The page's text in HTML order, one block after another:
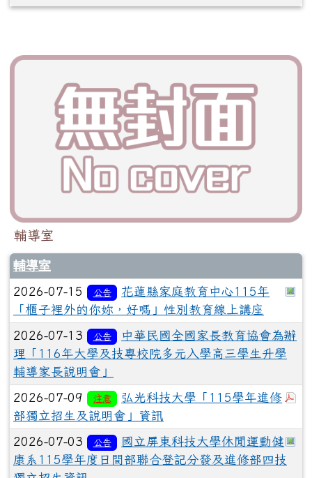
輔導室
輔導室
2026-07-15 公告
花蓮縣家庭教育中心115年
「櫃子裡外的你妳，好嗎」性別教育線上講座
2026-07-13 公告
中華民國全國家長教育協會為辦
理「116年大學及技專校院多元入學高三學生升學
輔導家長說明會」
2026-07-09 注意
弘光科技大學「115學年進修
部獨立招生及說明會」資訊
2026-07-03 公告
國立屏東科技大學休閒運動健
康系115學年度日間部聯合登記分發及進修部四技